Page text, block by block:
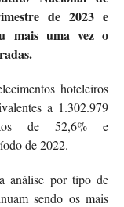
de 2023 e
mais uma vez o
hoteleiros
a 1.302.979
de 52,6% e
de 2022.
análise por tipo de
sendo os mais